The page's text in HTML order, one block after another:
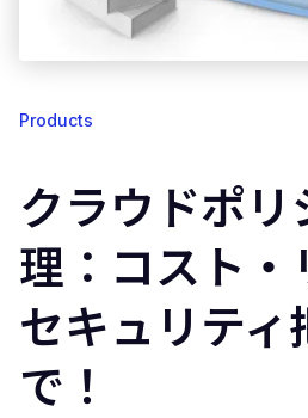
Products
クラウドポリ
理：コスト・
セキュリティ
で！